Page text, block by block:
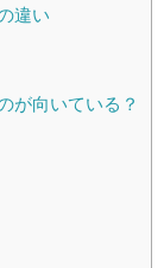
違い
が向いている？